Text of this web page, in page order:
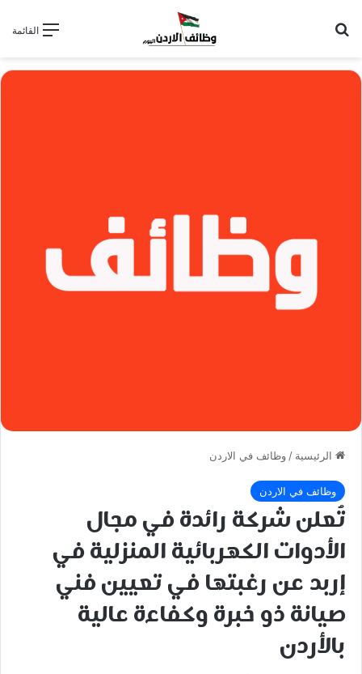
القائمة
الرئيسية /وظائف في الاردن
وظائف في الاردن
تُعلن شركة رائدة في مجال
الأدوات الكهربائية المنزلية في
إربد عن رغبتها في تعيين فني
صيانة ذو خبرة وكفاءة عالية
بالأردن